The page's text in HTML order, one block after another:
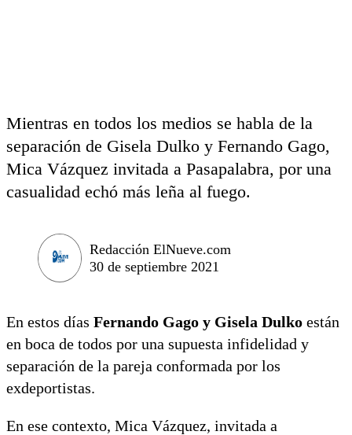
Mientras en todos los medios se habla de la
separación de Gisela Dulko y Fernando Gago,
Mica Vázquez invitada a Pasapalabra, por una
casualidad echó más leña al fuego.
Redacción ElNueve.com
30 de septiembre 2021
En estos días Fernando Gago y Gisela Dulko están
en boca de todos por una supuesta infidelidad y
separación de la pareja conformada por los
exdeportistas.
En ese contexto, Mica Vázquez, invitada a